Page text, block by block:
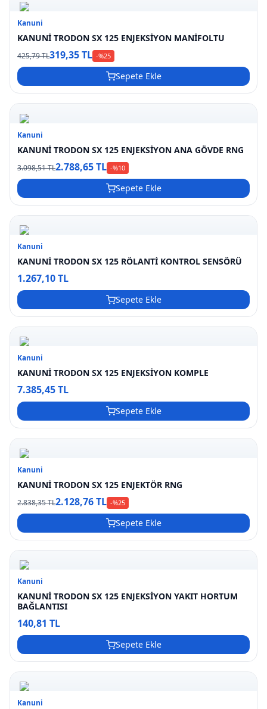
Kanuni
KANUNİ TRODON SX 125 ENJEKSİYON MANİFOLTU
425,79 TL319,35 TL -%25
Sepete Ekle
Kanuni
KANUNİ TRODON SX 125 ENJEKSİYON ANA GÖVDE RNG
3.098,51 TL2.788,65 TL -%10
Sepete Ekle
Kanuni
KANUNİ TRODON SX 125 RÖLANTİ KONTROL SENSÖRÜ
1.267,10 TL
Sepete Ekle
Kanuni
KANUNİ TRODON SX 125 ENJEKSİYON KOMPLE
7.385,45 TL
Sepete Ekle
Kanuni
KANUNİ TRODON SX 125 ENJEKTÖR RNG
2.838,35 TL2.128,76 TL -%25
Sepete Ekle
Kanuni
KANUNİ TRODON SX 125 ENJEKSİYON YAKIT HORTUM
BAĞLANTISI
140,81 TL
Sepete Ekle
Kanuni